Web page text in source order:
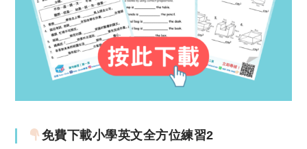
免費下載小學英文全方位練習2